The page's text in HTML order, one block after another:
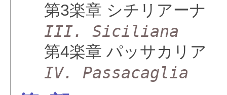
第3楽章 シチリアーナ
III. Siciliana
第4楽章 パッサカリア
IV. Passacaglia